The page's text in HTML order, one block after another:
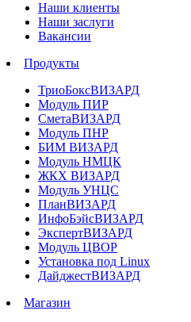
Наши клиенты
Наши заслуги
Вакансии
Продукты
ТриоБоксВИЗАРД
Модуль ПИР
СметаВИЗАРД
Модуль ПНР
БИМ ВИЗАРД
Модуль НМЦК
ЖКХ ВИЗАРД
Модуль УНЦС
ПланВИЗАРД
ИнфоБэйсВИЗАРД
ЭкспертВИЗАРД
Модуль ЦВОР
Установка под Linux
ДайджестВИЗАРД
Магазин